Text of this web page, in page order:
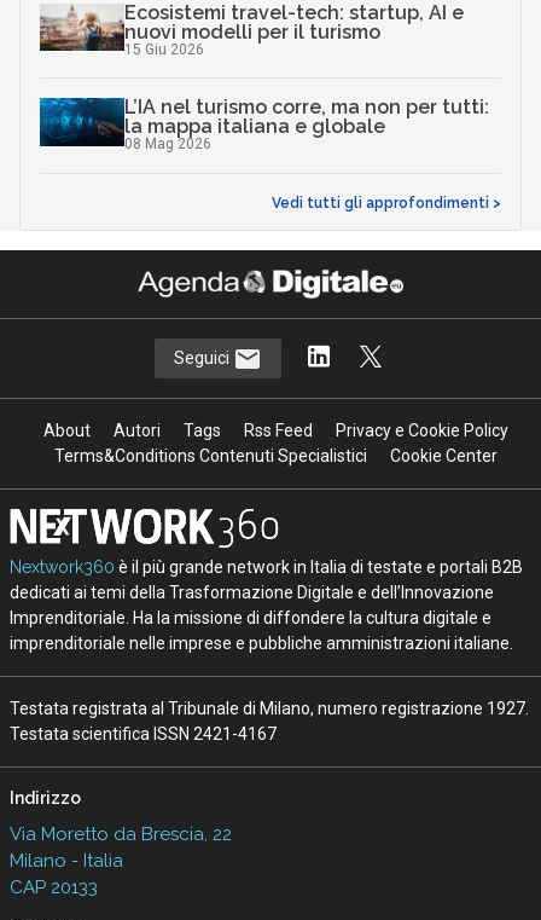
Ecosistemi travel-tech: startup, AI e
nuovi modelli per il turismo
15 Giu 2026
L’IA nel turismo corre, ma non per tutti:
la mappa italiana e globale
08 Mag 2026
Vedi tutti gli approfondimenti >
Seguici
About Autori Tags Rss Feed
Privacy e Cookie Policy
Terms&Conditions Contenuti Specialistici
Cookie Center
Nextwork360 è il più grande network in Italia di testate e portali B2B
dedicati ai temi della Trasformazione Digitale e dell’Innovazione
Imprenditoriale. Ha la missione di diffondere la cultura digitale e
imprenditoriale nelle imprese e pubbliche amministrazioni italiane.
Testata registrata al Tribunale di Milano, numero registrazione 1927.
Testata scientifica ISSN 2421-4167
Indirizzo
Via Moretto da Brescia, 22
Milano - Italia
CAP 20133